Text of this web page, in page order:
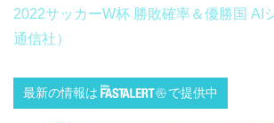
2022サッカーW杯 勝敗確率＆優勝国 AI
通信社）
最新の情報は で提供中